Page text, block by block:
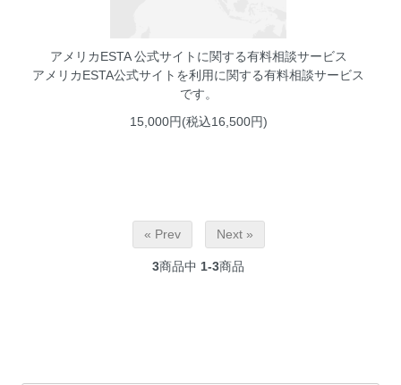
アメリカESTA 公式サイトに関する有料相談サービス
アメリカESTA公式サイトを利用に関する有料相談サービス
です。
15,000円(税込16,500円)
« Prev Next »
3商品中 1-3商品